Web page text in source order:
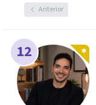
Anterior
12